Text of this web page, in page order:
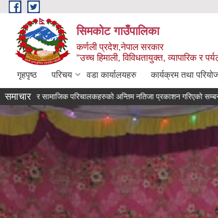
Skip to main content
सिमकोट गाउँपालिका
कर्णली प्रदेश,नेपाल सरकार
"उच्च हिमाली, विविधतायुक्त, व्यापारिक र
गृहपृष्ठ परिचय वडा कार्यालयहरु कार्यक्रम तथा
समाचार वास प्राविधिक र सामाजिक परिचालकहरुको अन्तिम नतिजा प्रकाशन गरिएको सम्बन्धी सूचना